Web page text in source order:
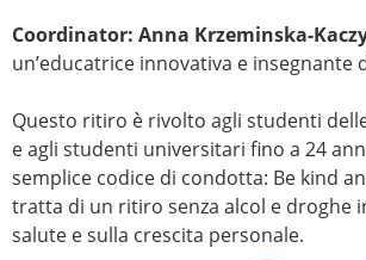
Coordinator: Anna Krzeminska-
un’educatrice innovativa e insegnante
Questo ritiro è rivolto agli studenti
e agli studenti universitari fino a 24
semplice codice di condotta: Be kind
tratta di un ritiro senza alcol e droghe
salute e sulla crescita personale.